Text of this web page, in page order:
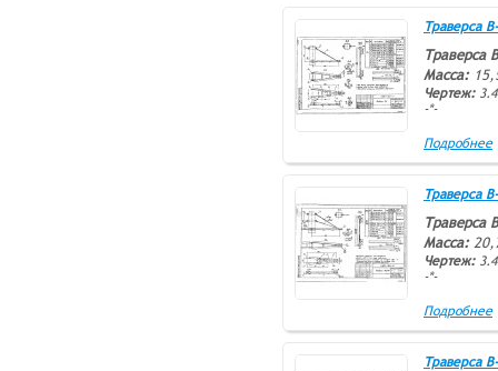
Траверса
Траверса
Масса:
Чертеж:
-*-
Подробнее
Траверса
Траверса
Масса:
Чертеж:
-*-
Подробнее
Траверса